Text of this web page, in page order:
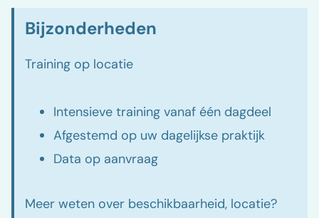
Bijzonderheden
Training op locatie
Intensieve training vanaf één dagdeel
Afgestemd op uw dagelijkse praktijk
Data op aanvraag
Meer weten over beschikbaarheid, locatie?